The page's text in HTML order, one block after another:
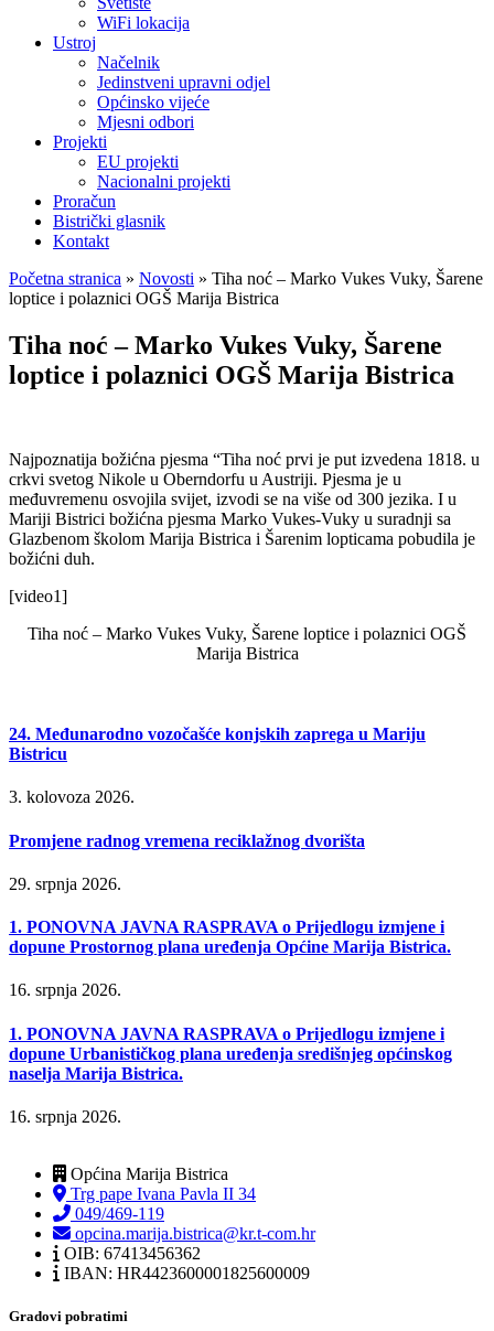
WiFi lokacija
Ustroj
Načelnik
Jedinstveni upravni odjel
Općinsko vijeće
Mjesni odbori
Projekti
EU projekti
Nacionalni projekti
Proračun
Bistrički glasnik
Kontakt
Početna stranica » Novosti » Tiha noć – Marko Vukes Vuky, Šarene
loptice i polaznici OGŠ Marija Bistrica
Tiha noć – Marko Vukes Vuky, Šarene
loptice i polaznici OGŠ Marija Bistrica
Najpoznatija božićna pjesma “Tiha noć prvi je put izvedena 1818. u
crkvi svetog Nikole u Oberndorfu u Austriji. Pjesma je u
međuvremenu osvojila svijet, izvodi se na više od 300 jezika. I u
Mariji Bistrici božićna pjesma Marko Vukes-Vuky u suradnji sa
Glazbenom školom Marija Bistrica i Šarenim lopticama pobudila je
božićni duh.
[video1]
Tiha noć – Marko Vukes Vuky, Šarene loptice i polaznici OGŠ
Marija Bistrica
24. Međunarodno vozočašće konjskih zaprega u Mariju
Bistricu
3. kolovoza 2026.
Promjene radnog vremena reciklažnog dvorišta
29. srpnja 2026.
1. PONOVNA JAVNA RASPRAVA o Prijedlogu izmjene i
dopune Prostornog plana uređenja Općine Marija Bistrica.
16. srpnja 2026.
1. PONOVNA JAVNA RASPRAVA o Prijedlogu izmjene i
dopune Urbanističkog plana uređenja središnjeg općinskog
naselja Marija Bistrica.
16. srpnja 2026.
Općina Marija Bistrica
Trg pape Ivana Pavla II 34
049/469-119
opcina.marija.bistrica@kr.t-com.hr
OIB: 67413456362
IBAN: HR4423600001825600009
Gradovi pobratimi